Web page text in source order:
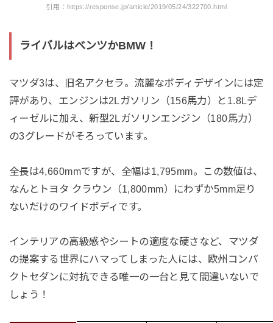
引用：https://response.jp/article/2019/05/24/322700.html
ライバルはベンツかBMW！
マツダ3は、旧名アクセラ。流麗なボディデザインには定
評があり、エンジンは2Lガソリン（156馬力）と1.8Lデ
ィーゼルに加え、新型2Lガソリンエンジン（180馬力）
の3グレードがそろっています。
全長は4,660mmですが、全幅は1,795mm。この数値は、
なんとトヨタ クラウン（1,800mm）にわずか5mm足り
ないだけのワイドボディです。
インテリアの高級感やシートの適度な硬さなど、マツダ
の提案する世界にハマってしまった人には、欧州コンパ
クトセダンに対抗できる唯一の一台と見て間違いないで
しょう！